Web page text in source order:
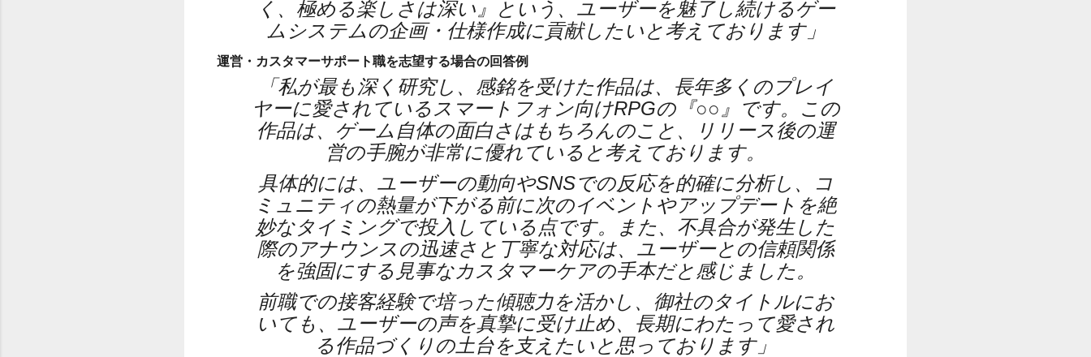
く、極める楽しさは深い』という、ユーザーを魅了し続けるゲー
ムシステムの企画・仕様作成に貢献したいと考えております」
運営・カスタマーサポート職を志望する場合の回答例
「私が最も深く研究し、感銘を受けた作品は、長年多くのプレイ
ヤーに愛されているスマートフォン向けRPGの『○○』です。この
作品は、ゲーム自体の面白さはもちろんのこと、リリース後の運
営の手腕が非常に優れていると考えております。
具体的には、ユーザーの動向やSNSでの反応を的確に分析し、コ
ミュニティの熱量が下がる前に次のイベントやアップデートを絶
妙なタイミングで投入している点です。また、不具合が発生した
際のアナウンスの迅速さと丁寧な対応は、ユーザーとの信頼関係
を強固にする見事なカスタマーケアの手本だと感じました。
前職での接客経験で培った傾聴力を活かし、御社のタイトルにお
いても、ユーザーの声を真摯に受け止め、長期にわたって愛され
る作品づくりの土台を支えたいと思っております」